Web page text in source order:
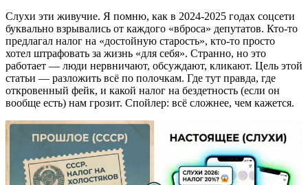
Слухи эти живучие. Я помню, как в 2024-2025 годах соцсети
буквально взрывались от каждого «вброса» депутатов. Кто-то
предлагал налог на «достойную старость», кто-то просто
хотел штрафовать за жизнь «для себя». Странно, но это
работает — люди нервничают, обсуждают, кликают. Цель этой
статьи — разложить всё по полочкам. Где тут правда, где
откровенный фейк, и какой налог на бездетность (если он
вообще есть) нам грозит. Спойлер: всё сложнее, чем кажется.